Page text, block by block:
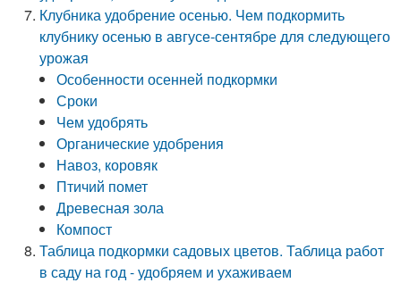
Клубника удобрение осенью. Чем подкормить
клубнику осенью в авгусе-сентябре для следующего
урожая
Особенности осенней подкормки
Сроки
Чем удобрять
Органические удобрения
Навоз, коровяк
Птичий помет
Древесная зола
Компост
Таблица подкормки садовых цветов. Таблица работ
в саду на год - удобряем и ухаживаем